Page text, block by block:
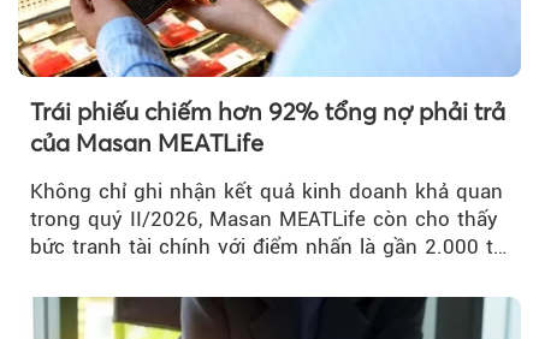
Trái phiếu chiếm hơn 92% tổng nợ phải trả
của Masan MEATLife
Không chỉ ghi nhận kết quả kinh doanh khả quan
trong quý II/2026, Masan MEATLife còn cho thấy
bức tranh tài chính với điểm nhấn là gần 2.000 tỷ